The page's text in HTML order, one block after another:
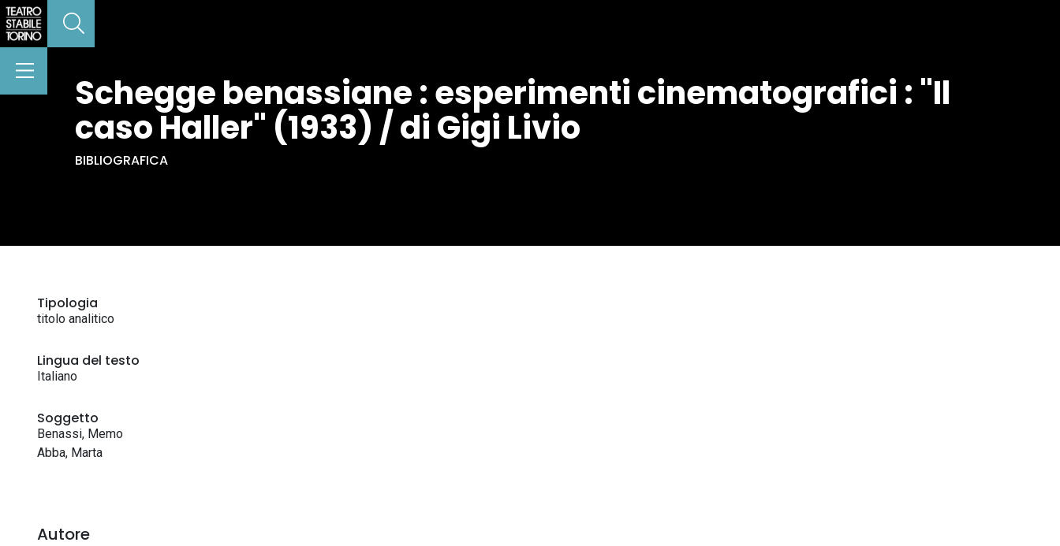
Schegge benassiane : esperimenti cinematografici : "Il
caso Haller" (1933) / di Gigi Livio
BIBLIOGRAFICA
Tipologia
titolo analitico
Lingua del testo
Italiano
Soggetto
Benassi, Memo
Abba, Marta
Autore